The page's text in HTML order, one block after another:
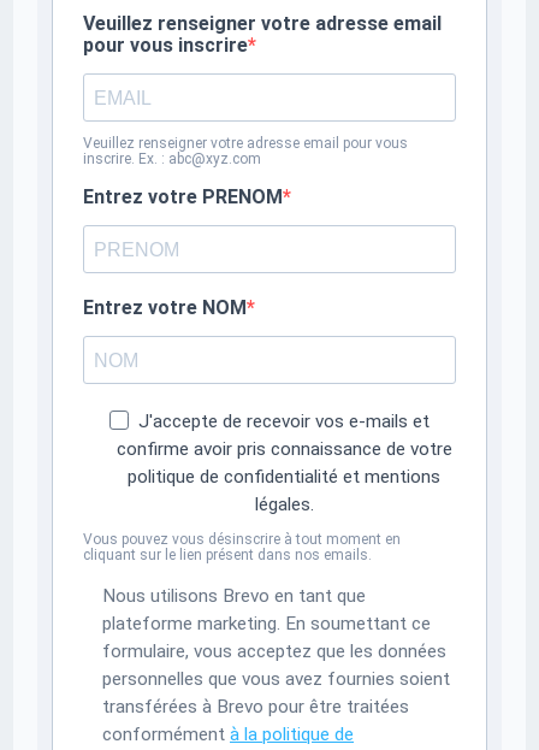
Veuillez renseigner votre adresse email
pour vous inscrire
Veuillez renseigner votre adresse email pour vous
inscrire. Ex. : abc@xyz.com
Entrez votre PRENOM
Entrez votre NOM
J'accepte de recevoir vos e-mails et
confirme avoir pris connaissance de votre
politique de confidentialité et mentions
légales.
Vous pouvez vous désinscrire à tout moment en
cliquant sur le lien présent dans nos emails.
Nous utilisons Brevo en tant que
plateforme marketing. En soumettant ce
formulaire, vous acceptez que les données
personnelles que vous avez fournies soient
transférées à Brevo pour être traitées
conformément à la politique de